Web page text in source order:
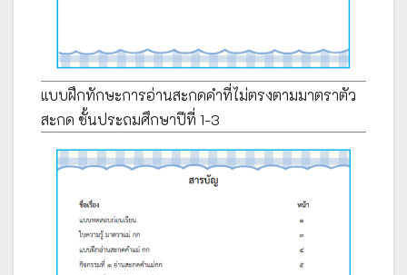
แบบฝึกทักษะการอ่านสะกดคำที่ไม่ตรงตามมาตราตัว
สะกด ชั้นประถมศึกษาปีที่ 1-3